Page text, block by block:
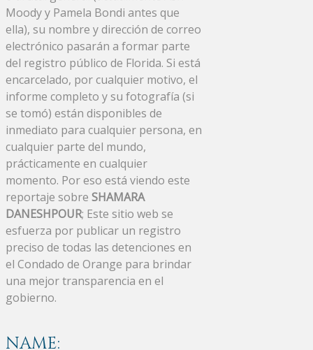
Moody y Pamela Bondi antes que
ella), su nombre y dirección de correo
electrónico pasarán a formar parte
del registro público de Florida. Si está
encarcelado, por cualquier motivo, el
informe completo y su fotografía (si
se tomó) están disponibles de
inmediato para cualquier persona, en
cualquier parte del mundo,
prácticamente en cualquier
momento. Por eso está viendo este
reportaje sobre SHAMARA
DANESHPOUR; Este sitio web se
esfuerza por publicar un registro
preciso de todas las detenciones en
el Condado de Orange para brindar
una mejor transparencia en el
gobierno.
NAME: